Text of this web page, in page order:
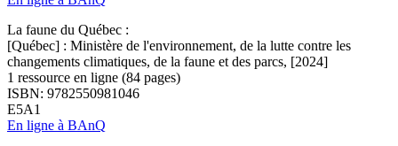
La faune du Québec :
[Québec] : Ministère de l'environnement, de la lutte contre les
changements climatiques, de la faune et des parcs, [2024]
1 ressource en ligne (84 pages)
ISBN: 9782550981046
E5A1
En ligne à BAnQ